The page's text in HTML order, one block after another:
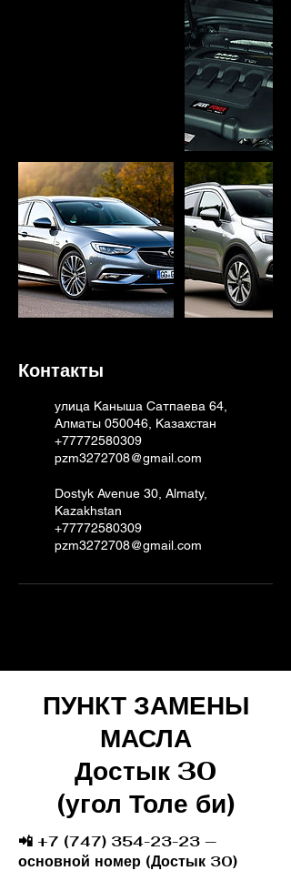
Контакты
улица Каныша Сатпаева 64,
Алматы 050046, Казахстан
+77772580309
pzm3272708@gmail.com
Dostyk Avenue 30, Almaty,
Kazakhstan
+77772580309
pzm3272708@gmail.com
ПУНКТ ЗАМЕНЫ
МАСЛА
Достык 30
(угол Толе би)
📲 +7 (747) 354-23-23 —
основной номер (Достык 30)